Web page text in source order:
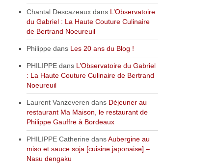
Chantal Descazeaux dans L’Observatoire
du Gabriel : La Haute Couture Culinaire
de Bertrand Noeureuil
Philippe dans Les 20 ans du Blog !
PHILIPPE dans L’Observatoire du Gabriel
: La Haute Couture Culinaire de Bertrand
Noeureuil
Laurent Vanzeveren dans Déjeuner au
restaurant Ma Maison, le restaurant de
Philippe Gauffre à Bordeaux
PHILIPPE Catherine dansAubergine au
miso et sauce soja [cuisine japonaise] –
Nasu dengaku